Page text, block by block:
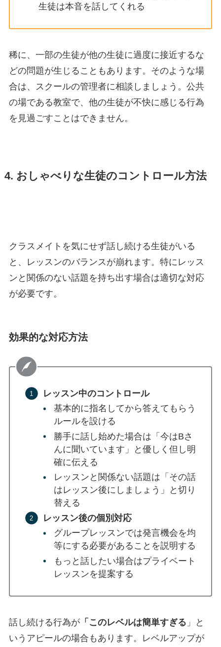
生徒は本音を話してくれる
稀に、一部の生徒が他の生徒に過度に接近するな
どの問題が生じることもあります。そのような場
合は、スクールの管理者に相談しましょう。公共
の場である教室で、他の生徒が不快に感じる行為
を見過ごすことはできません。
4. おしゃべりな生徒のコントロール方法
クラスメイトを気にせず話し続ける生徒がいる
と、レッスンのバランスが崩れます。特にレッス
ンと関係のない話題を持ち出す場合は適切な対応
が必要です。
効果的な対応方法
レッスン中のコントロール
基本的に指名してから答えてもらう
ルールを設ける
勝手に話し始めた場合は「今はBさ
んに聞いています」と優しく但し明
確に伝える
レッスンと関係ない話題は「その話
はレッスン後にしましょう」と切り
替える
レッスン後の個別対応
グループレッスンでは発言機会を均
等にする必要があることを説明する
もっと話したい場合はプライベート
レッスンを提案する
話し続ける行為が「このレベルは簡単すぎる 」と
いうアピールの場合もあります。レベルアップが